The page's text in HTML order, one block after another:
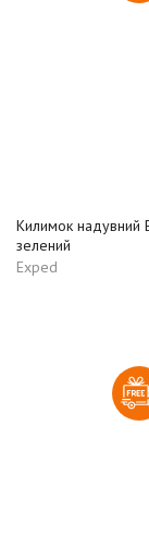
Килимок надувний
зелений
Exped